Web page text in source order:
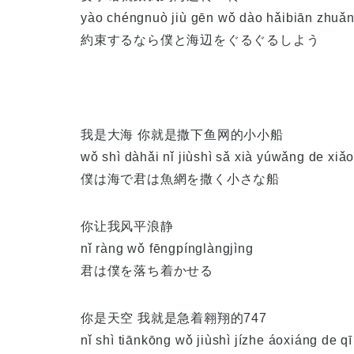
yào chéngnuò jiù gēn wǒ dào hǎibiān
約束するなら僕と海辺をぐるぐるしよう
我是大海 你就是撒下鱼网的小小船
wǒ shì dàhǎi nǐ jiùshì sǎ xià yúwǎng de
僕は海で君は魚網を撒く小さな船
你让我风平浪静
nǐ ràng wǒ fēngpínglàngjìng
君は僕を落ち着かせる
你是天空 我就是急着翱翔的747
nǐ shì tiānkōng wǒ jiùshì jízhe áoxiáng de